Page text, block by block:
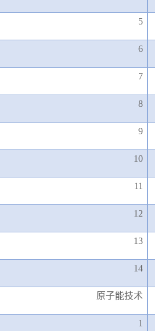
5
6
7
8
9
10
11
12
13
14
原子能技术
1